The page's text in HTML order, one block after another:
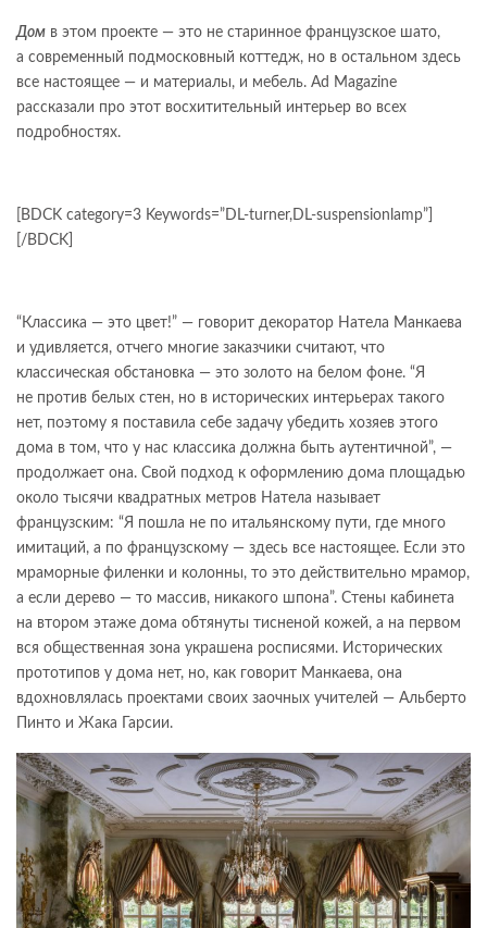
Дом в этом проекте — это не старинное французское шато,
а современный подмосковный коттедж, но в остальном здесь
все настоящее — и материалы, и мебель. Ad Magazine
рассказали про этот восхитительный интерьер во всех
подробностях.
[BDCK category=3 Keywords=”DL-turner,DL-suspensionlamp”]
[/BDCK]
“Классика — это цвет!” — говорит декоратор Натела Манкаева
и удивляется, отчего многие заказчики считают, что
классическая обстановка — это золото на белом фоне. “Я
не против белых стен, но в исторических интерьерах такого
нет, поэтому я поставила себе задачу убедить хозяев этого
дома в том, что у нас классика должна быть аутентичной”, —
продолжает она. Свой подход к оформлению дома площадью
около тысячи квадратных метров Натела называет
французским: “Я пошла не по итальянскому пути, где много
имитаций, а по французскому — здесь все настоящее. Если это
мраморные филенки и колонны, то это действительно мрамор,
а если дерево — то массив, никакого шпона”. Стены кабинета
на втором этаже дома обтянуты тисненой кожей, а на первом
вся общественная зона украшена росписями. Исторических
прототипов у дома нет, но, как говорит Манкаева, она
вдохновлялась проектами своих заочных учителей — Альберто
Пинто и Жака Гарсии.